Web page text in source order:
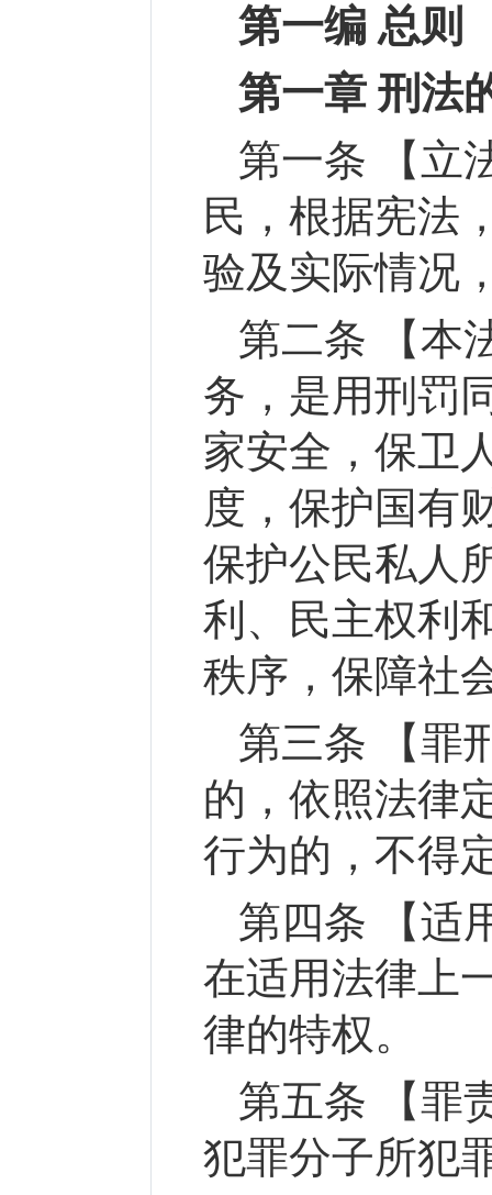
第一编 总则
第一章 刑法
第一条 【立
民，根据宪法
验及实际情况
第二条 【本
务，是用刑罚
家安全，保卫
度，保护国有
保护公民私人
利、民主权利
秩序，保障社
第三条 【罪
的，依照法律
行为的，不得
第四条 【适
在适用法律上
律的特权。
第五条 【罪
犯罪分子所犯